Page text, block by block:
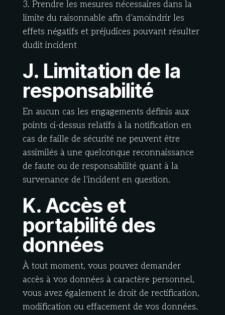
3. Prendre les mesures nécessaires dans la
limite du raisonnable afin d’amoindrir les
effets négatifs et préjudices pouvant résulter
dudit incident
J. Limitation de la
responsabilité
En aucun cas les engagements définis aux
points ci-dessus relatifs à la notification en
cas de faille de sécurité ne peuvent être
assimilés à une quelconque reconnaissance
de faute ou de responsabilité quant à la
survenance de l’incident en question.
K. Accès et
portabilité des
données
À tout moment, vous pouvez demander
accès à vos données à caractère personnel,
vous avez également le droit de rectification,
modification ou effacement de vos données.